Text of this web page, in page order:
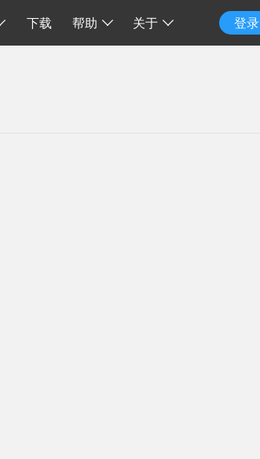
登录
下载 帮助 关于
三维地球
三维离线地球 开源 API 调用